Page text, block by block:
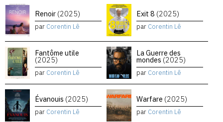
Renoir (2025)
par Corentin Lê
Exit 8 (2025)
par Corentin Lê
Fantôme utile
(2025)
par Corentin Lê
La Guerre des
mondes (2025)
par Corentin Lê
Évanouis (2025)
par Corentin Lê
Warfare (2025)
par Corentin Lê